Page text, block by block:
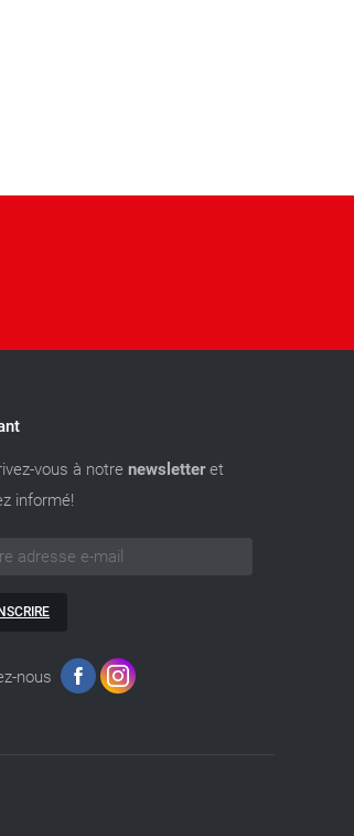
vous à notre newsletteret
informé!
nous